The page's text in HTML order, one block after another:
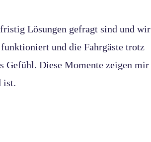
Lösungen gefragt sind und wir
und die Fahrgäste trotz
Gefühl. Diese Momente zeigen mir
ist.